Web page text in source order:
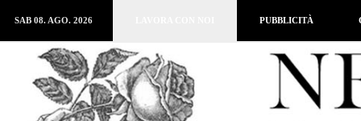
SAB 08. AGO. 2026 PUBBLICITÀ